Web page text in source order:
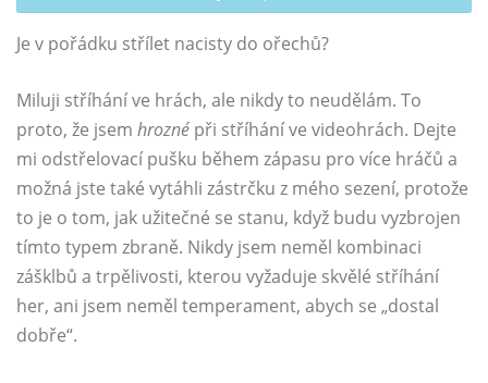
Je v pořádku střílet nacisty do ořechů?
Miluji stříhání ve hrách, ale nikdy to neudělám. To
proto, že jsem hrozné při stříhání ve videohrách. Dejte
mi odstřelovací pušku během zápasu pro více hráčů a
možná jste také vytáhli zástrčku z mého sezení, protože
to je o tom, jak užitečné se stanu, když budu vyzbrojen
tímto typem zbraně. Nikdy jsem neměl kombinaci
zášklbů a trpělivosti, kterou vyžaduje skvělé stříhání
her, ani jsem neměl temperament, abych se „dostal
dobře“.